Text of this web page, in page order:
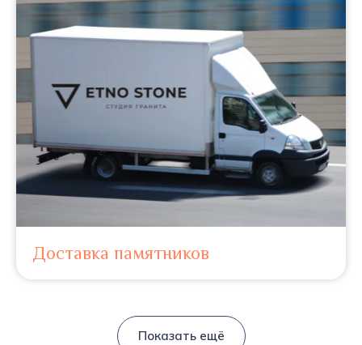
Доставка памятников
Показать ещё